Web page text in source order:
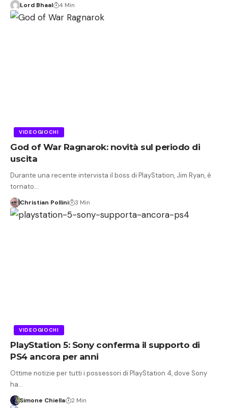
Lord Bhaal 4 Min
VIDEOGIOCHI
God of War Ragnarok: novità sul periodo di
uscita
Durante una recente intervista il boss di PlayStation, Jim Ryan, è
tornato…
Christian Pollini 3 Min
VIDEOGIOCHI
PlayStation 5: Sony conferma il supporto di
PS4 ancora per anni
Ottime notizie per tutti i possessori di PlayStation 4, dove Sony
ha…
Simone Chiella 2 Min